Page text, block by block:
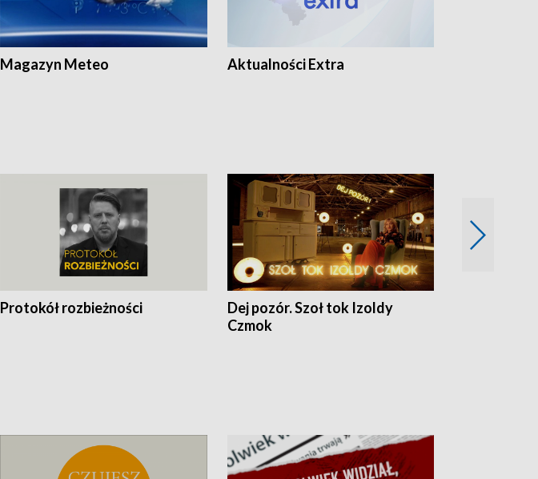
Magazyn Meteo Aktualności Extra
Protokół rozbieżności
Dej pozór. Szoł tok Izoldy
Czmok